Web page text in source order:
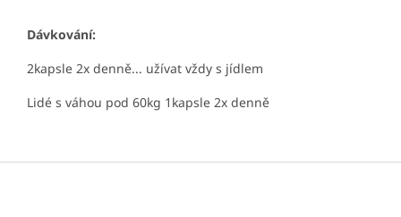
Dávkování:
2kapsle 2x denně... užívat vždy s jídlem
Lidé s váhou pod 60kg 1kapsle 2x denně
Z